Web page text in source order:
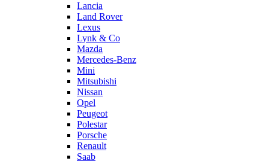
Lancia
Land Rover
Lexus
Lynk & Co
Mazda
Mercedes-Benz
Mini
Mitsubishi
Nissan
Opel
Peugeot
Polestar
Porsche
Renault
Saab